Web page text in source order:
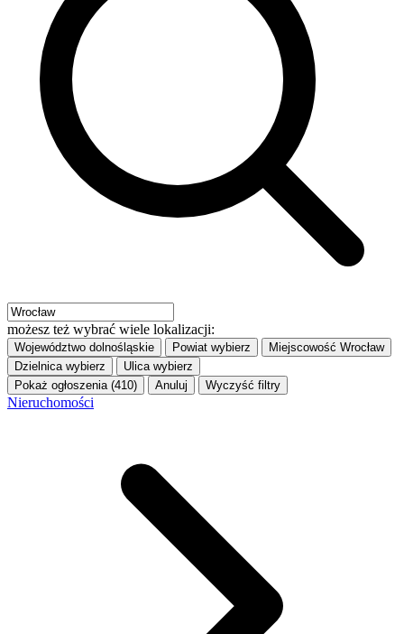
możesz też wybrać wiele lokalizacji:
Województwo dolnośląskie Powiat wybierz Miejscowość Wrocław
Dzielnica wybierz Ulica wybierz
Pokaż ogłoszenia (410)
Anuluj Wyczyść filtry
Nieruchomości